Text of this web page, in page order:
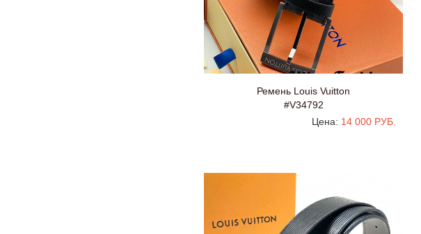
Ремень Louis Vuitton
#V34792
Цена: 14 000 РУБ.